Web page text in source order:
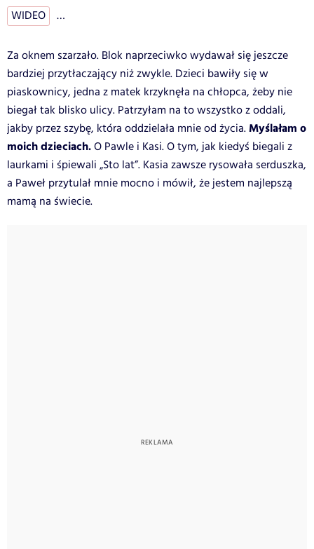
WIDEO …
Za oknem szarzało. Blok naprzeciwko wydawał się jeszcze
bardziej przytłaczający niż zwykle. Dzieci bawiły się w
piaskownicy, jedna z matek krzyknęła na chłopca, żeby nie
biegał tak blisko ulicy. Patrzyłam na to wszystko z oddali,
jakby przez szybę, która oddzielała mnie od życia.Myślałam o
moich dzieciach.O Pawle i Kasi. O tym, jak kiedyś biegali z
laurkami i śpiewali „Sto lat”. Kasia zawsze rysowała serduszka,
a Paweł przytulał mnie mocno i mówił, że jestem najlepszą
mamą na świecie.